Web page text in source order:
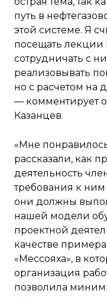
путь в
этой системе. Я
посещать лекции
сотрудничать с
реализовывать
но с расчетом на
— комментирует
Казанцев.
«Мне
рассказали, как
деятельность
требования к
они должны
нашей модели
проектной
качестве
«Мессояха», в
организация
позволила